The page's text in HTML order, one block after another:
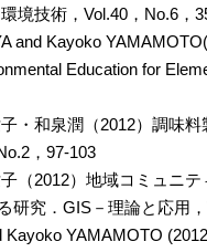
境技術，Vol.40，No.6，
and Kayoko
Education for
・和泉潤（2012）調味
，97-103
（2012）地域コミュニ
研究．GIS－理論と応用
Kayoko YAMAMOTO